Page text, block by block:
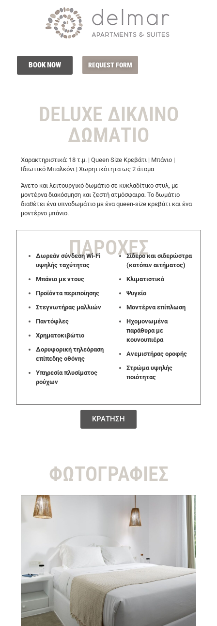
BOOK NOW REQUEST FORM
DELUXE ΔΙΚΛΙΝΟ
ΔΩΜΑΤΙΟ
Χαρακτηριστικά: 18 τ.μ. | Queen Size Κρεβάτι | Μπάνιο |
Ιδιωτικό Μπαλκόνι | Χωρητικότητα ως 2 άτομα
Άνετο και λειτουργικό δωμάτιο σε κυκλαδίτικο στυλ, με
μοντέρνα διακόσμηση και ζεστή ατμόσφαιρα. Το δωμάτιο
διαθέτει ένα υπνοδωμάτιο με ένα queen-size κρεβάτι και ένα
μοντέρνο μπάνιο.
ΠΑΡΟΧΕΣ
Δωρεάν σύνδεση Wi-Fi
υψηλής ταχύτητας
Μπάνιο με ντους
Προϊόντα περιποίησης
Στεγνωτήρας μαλλιών
Παντόφλες
Χρηματοκιβώτιο
Δορυφορική τηλεόραση
επίπεδης οθόνης
Υπηρεσία πλυσίματος
ρούχων
Σίδερο και σιδερώστρα
(κατόπιν αιτήματος)
Κλιματιστικό
Ψυγείο
Μοντέρνα επίπλωση
Ηχομονωμένα
παράθυρα με
κουνουπιέρα
Ανεμιστήρας οροφής
Στρώμα υψηλής
ποιότητας
ΚΡΑΤΗΣΗ
ΦΩΤΟΓΡΑΦΙΕΣ